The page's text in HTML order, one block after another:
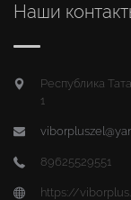
Наши
Республика
1
89625529551
https://